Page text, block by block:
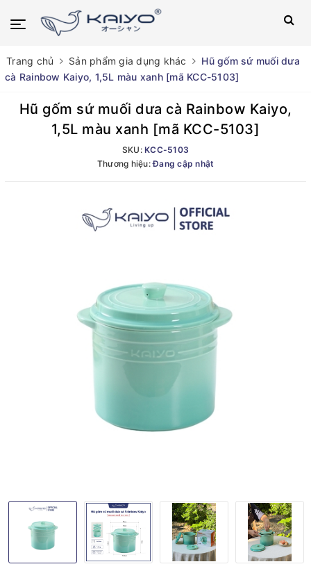
Trang chủ Sản phẩm gia dụng khác
Hũ gốm sứ muối dưa
cà Rainbow Kaiyo, 1,5L màu xanh [mã KCC-5103]
Hũ gốm sứ muối dưa cà Rainbow Kaiyo,
1,5L màu xanh [mã KCC-5103]
SKU:KCC-5103
Thương hiệu:Đang cập nhật